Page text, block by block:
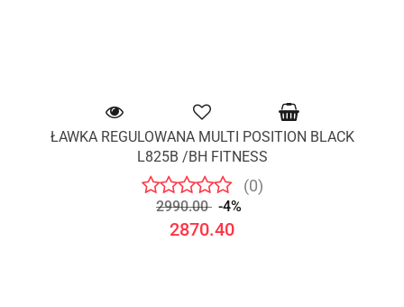
ŁAWKA REGULOWANA MULTI POSITION BLACK
L825B /BH FITNESS
(0)
2990.00 -4%
2870.40